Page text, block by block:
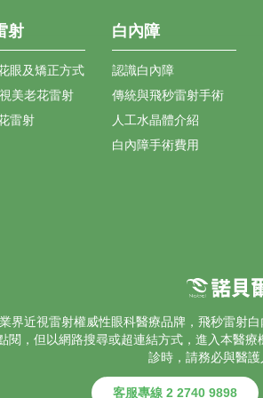
射
眼及矯正方式
美老花雷射
雷射
白內障
認識白內障
傳統與飛秒雷射手術
人工水晶體介紹
白內障手術費用
界近視雷射權威性眼科醫療品牌，飛秒雷射
閱，但以網路搜尋或超連結方式，進入本醫
診時，請務必與醫
客服專線 2 2740 9898